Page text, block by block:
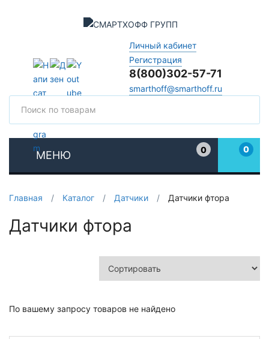
Личный кабинет
Регистрация
8(800)302-57-71
smarthoff@smarthoff.ru
МЕНЮ
0
0
Главная / Каталог / Датчики / Датчики фтора
Датчики фтора
По вашему запросу товаров не найдено